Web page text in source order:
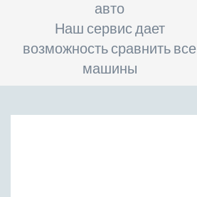
авто
Наш сервис дает
возможность сравнить все
машины